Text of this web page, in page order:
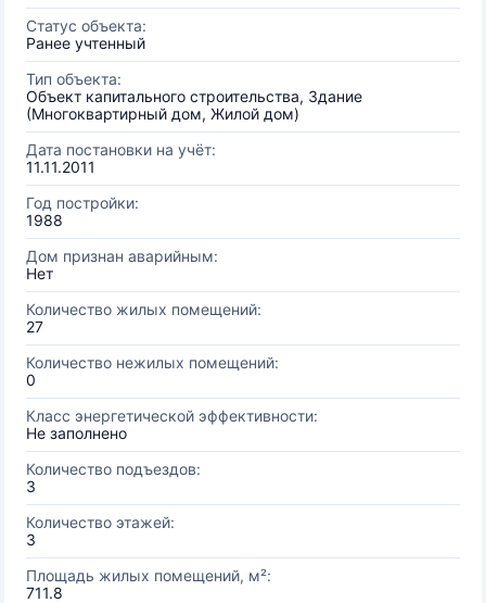
Статус объекта:
Ранее учтенный
Тип объекта:
Объект капитального строительства, Здание
(Многоквартирный дом, Жилой дом)
Дата постановки на учёт:
11.11.2011
Год постройки:
1988
Дом признан аварийным:
Нет
Количество жилых помещений:
27
Количество нежилых помещений:
0
Класс энергетической эффективности:
Не заполнено
Количество подъездов:
3
Количество этажей:
3
Площадь жилых помещений, м²:
711.8